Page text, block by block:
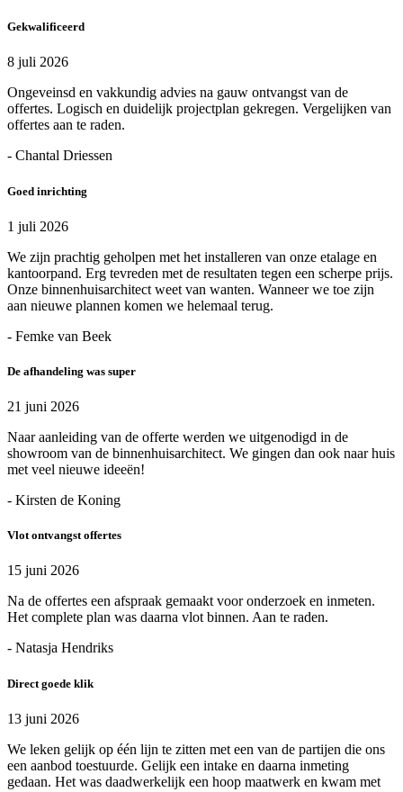
Gekwalificeerd
8 juli 2026
Ongeveinsd en vakkundig advies na gauw ontvangst van de
offertes. Logisch en duidelijk projectplan gekregen. Vergelijken van
offertes aan te raden.
- Chantal Driessen
Goed inrichting
1 juli 2026
We zijn prachtig geholpen met het installeren van onze etalage en
kantoorpand. Erg tevreden met de resultaten tegen een scherpe prijs.
Onze binnenhuisarchitect weet van wanten. Wanneer we toe zijn
aan nieuwe plannen komen we helemaal terug.
- Femke van Beek
De afhandeling was super
21 juni 2026
Naar aanleiding van de offerte werden we uitgenodigd in de
showroom van de binnenhuisarchitect. We gingen dan ook naar huis
met veel nieuwe ideeën!
- Kirsten de Koning
Vlot ontvangst offertes
15 juni 2026
Na de offertes een afspraak gemaakt voor onderzoek en inmeten.
Het complete plan was daarna vlot binnen. Aan te raden.
- Natasja Hendriks
Direct goede klik
13 juni 2026
We leken gelijk op één lijn te zitten met een van de partijen die ons
een aanbod toestuurde. Gelijk een intake en daarna inmeting
gedaan. Het was daadwerkelijk een hoop maatwerk en kwam met